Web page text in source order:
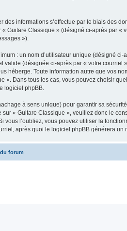
des informations s’effectue par le biais des
« Guitare Classique » (désigné ci-après par
»).
: un nom d’utilisateur unique (désigné
valide (désignée ci-après par « votre
héberge. Toute information autre que vos
». Dans tous les cas, vous pouvez choisir
logiciel phpBB.
à sens unique) pour garantir sa
sur « Guitare Classique », veuillez donc le
vous l’oubliez, vous pouvez utiliser la
après quoi le logiciel phpBB générera
forum